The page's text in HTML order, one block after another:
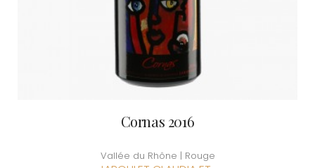
Cornas 2016
Vallée du Rhône | Rouge